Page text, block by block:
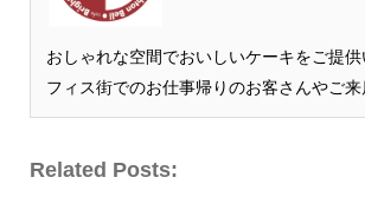
おしゃれな空間でおいしいケーキをご提
フィス街でのお仕事帰りのお客さんやご来
Related Posts: